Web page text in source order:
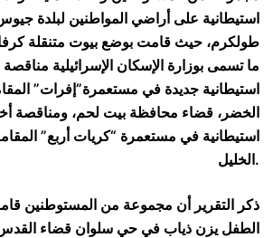
استيطانية على أراضي المواطنين لبلدة
طولكرم، حيث قامت بوضع بيوت متنقلة
استيطانية جديدة في مستعمرة”إفرات”
استيطانية في مستعمرة “كريات أربع”
الخليل.
ذكر التقرير أن مجموعة من المستوطنين
الطفل يزن ذياب في حي سلوان قضاء القدس